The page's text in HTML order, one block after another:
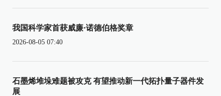
我国科学家首获威廉·诺德伯格奖章
2026-08-05 07:40
石墨烯堆垛难题被攻克 有望推动新一代拓扑量子器件发
展